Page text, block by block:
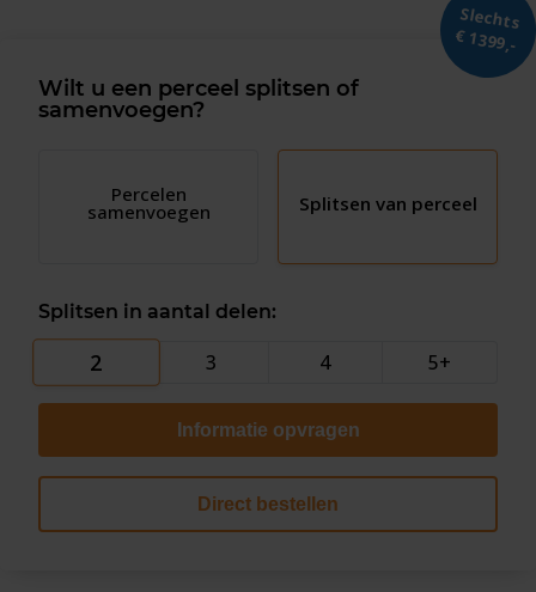
Vragen? Neem contact met ons op
088 220 4200
Slechts
€ 1399,-
Wilt u een perceel splitsen of
samenvoegen?
Percelen
samenvoegen Splitsen van perceel
Splitsen in aantal delen:
2 3 4 5+
Informatie opvragen
Direct bestellen